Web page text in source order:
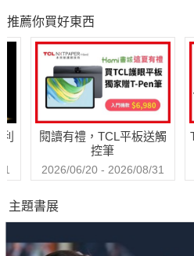
並將原本由聲音訴說的勵志、有趣
轉化為一頁頁觸動人心的文字。
這些故事的主角因為跑步，成就了
—— 無畏身體上的限制與障礙，
彤彤與彤彤媽、洪國展、沈利倩
李明哲、陳怡如、林孝光、陳丁章
—— 將跑步生活與事業完美結合
—— 以跑步為志業的菁英選手或菁
影系列 數位版
一本搞定！
推薦你買好東西
閱讀有禮，TCL平板送觸
控筆
2026/06/20 - 2026/08/31
主題書展